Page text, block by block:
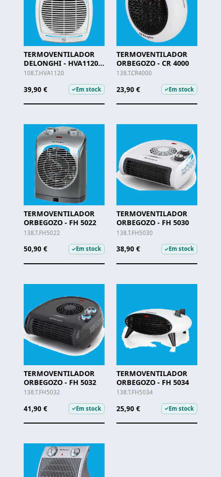
TERMOVENTILADOR
DELONGHI - HVA1120 -
2000W
108.T.HVA1120
39,90 € ✓Em stock
TERMOVENTILADOR
ORBEGOZO - CR 4000
138.T.CR4000
23,90 € ✓Em stock
TERMOVENTILADOR
ORBEGOZO - FH 5022
138.T.FH5022
50,90 € ✓Em stock
TERMOVENTILADOR
ORBEGOZO - FH 5030
138.T.FH5030
38,90 € ✓Em stock
TERMOVENTILADOR
ORBEGOZO - FH 5032
138.T.FH5032
41,90 € ✓Em stock
TERMOVENTILADOR
ORBEGOZO - FH 5034
138.T.FH5034
25,90 € ✓Em stock